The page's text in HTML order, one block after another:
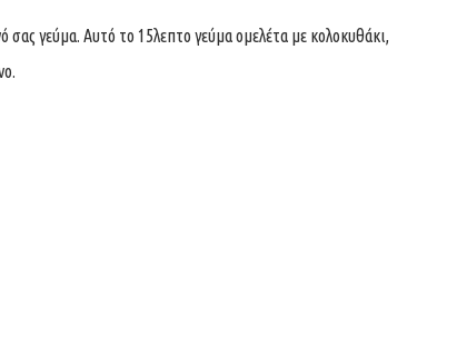
σας γεύμα. Αυτό το 15λεπτο γεύμα ομελέτα με κολοκυθάκι,